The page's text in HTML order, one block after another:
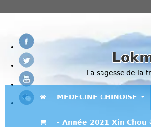
La sagesse de la
MEDECINE CHINOISE
- Année 2021 Xin Chou